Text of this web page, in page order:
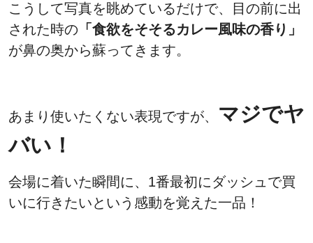
こうして写真を眺めているだけで、目の前に出
された時の 「食欲をそそるカレー風味の香り」
が鼻の奥から蘇ってきます。
あまり使いたくない表現ですが、 マジでヤ
バい！
会場に着いた瞬間に、1番最初にダッシュで買
いに行きたいという感動を覚えた一品！